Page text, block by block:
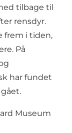
tilbage til
rensdyr.
frem i tiden,
På
har fundet
Museum